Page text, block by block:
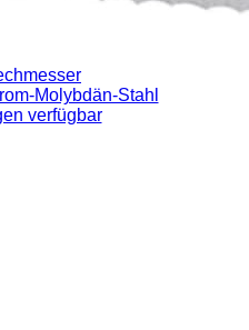
Molybdän-Stahl
verfügbar